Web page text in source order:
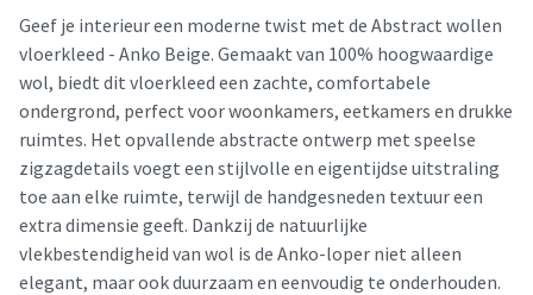
Geef je interieur een moderne twist met de Abstract wollen
vloerkleed - Anko Beige. Gemaakt van 100% hoogwaardige
wol, biedt dit vloerkleed een zachte, comfortabele
ondergrond, perfect voor woonkamers, eetkamers en drukke
ruimtes. Het opvallende abstracte ontwerp met speelse
zigzagdetails voegt een stijlvolle en eigentijdse uitstraling
toe aan elke ruimte, terwijl de handgesneden textuur een
extra dimensie geeft. Dankzij de natuurlijke
vlekbestendigheid van wol is de Anko-loper niet alleen
elegant, maar ook duurzaam en eenvoudig te onderhouden.